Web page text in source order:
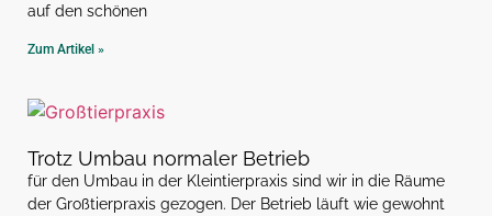
auf den schönen
Zum Artikel »
Trotz Umbau normaler Betrieb
für den Umbau in der Kleintierpraxis sind wir in die Räume
der Großtierpraxis gezogen. Der Betrieb läuft wie gewohnt